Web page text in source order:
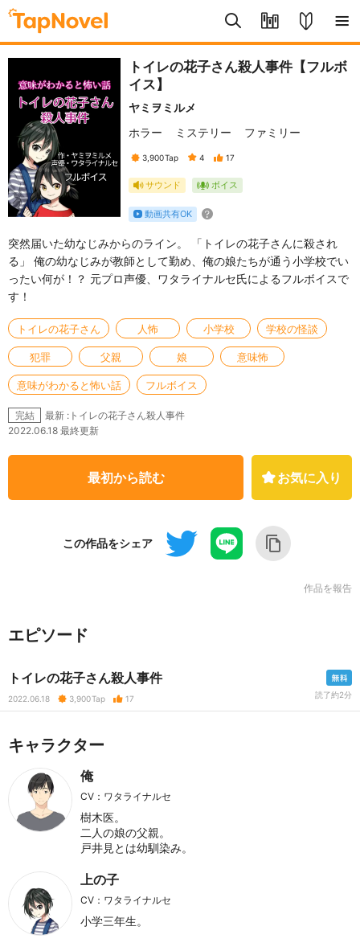
トイレの花子さん殺人事件【フルボ
イス】
ヤミヲミルメ
ホラー
ミステリー ファミリー
3,900Tap 4 17
サウンド ボイス
動画共有OK
突然届いた幼なじみからのライン。 「トイレの花子さんに殺され
る」 俺の幼なじみが教師として勤め、俺の娘たちが通う小学校でい
ったい何が！？ 元プロ声優、ワタライナルセ氏によるフルボイスで
す！
トイレの花子さん 人怖 小学校 学校の怪談
犯罪 父親 娘 意味怖
意味がわかると怖い話 フルボイス
完結
最新 :トイレの花子さん殺人事件
2022.06.18 最終更新
最初から読む お気に入り
この作品をシェア
作品を報告
エピソード
トイレの花子さん殺人事件
2022.06.18 3,900Tap 17 読了約2分
キャラクター
俺
CV：ワタライナルセ
樹木医。
二人の娘の父親。
戸井見とは幼馴染み。
上の子
CV：ワタライナルセ
小学三年生。